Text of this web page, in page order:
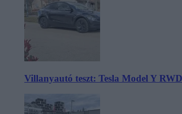
Villanyautó teszt: Tesla Model Y